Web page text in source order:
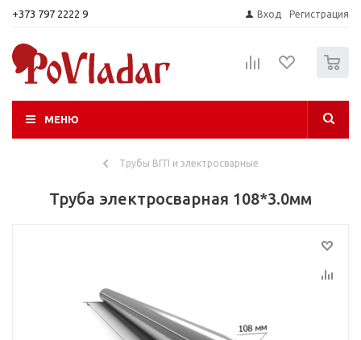
+373 797 2222 9 Вход Регистрация
МЕНЮ
Трубы ВГП и электросварные
Труба электросварная 108*3.0мм